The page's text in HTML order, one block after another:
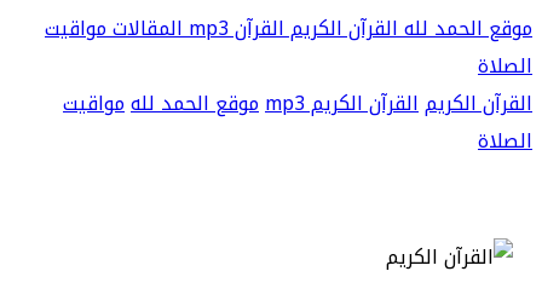
موقع الحمد للهالقرآن الكريمالقرآن mp3 المقالاتمواقيت
الصلاة
القرآن الكريمالقرآن الكريم mp3 موقع الحمد للهمواقيت
الصلاة